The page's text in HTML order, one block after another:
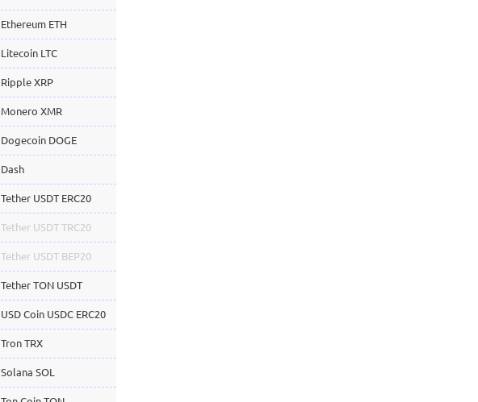
Ethereum ETH
Litecoin LTC
Ripple XRP
Monero XMR
Dogecoin DOGE
Dash
Tether USDT ERC20
Tether USDT TRC20
Tether USDT BEP20
Tether TON USDT
USD Coin USDC ERC20
Tron TRX
Solana SOL